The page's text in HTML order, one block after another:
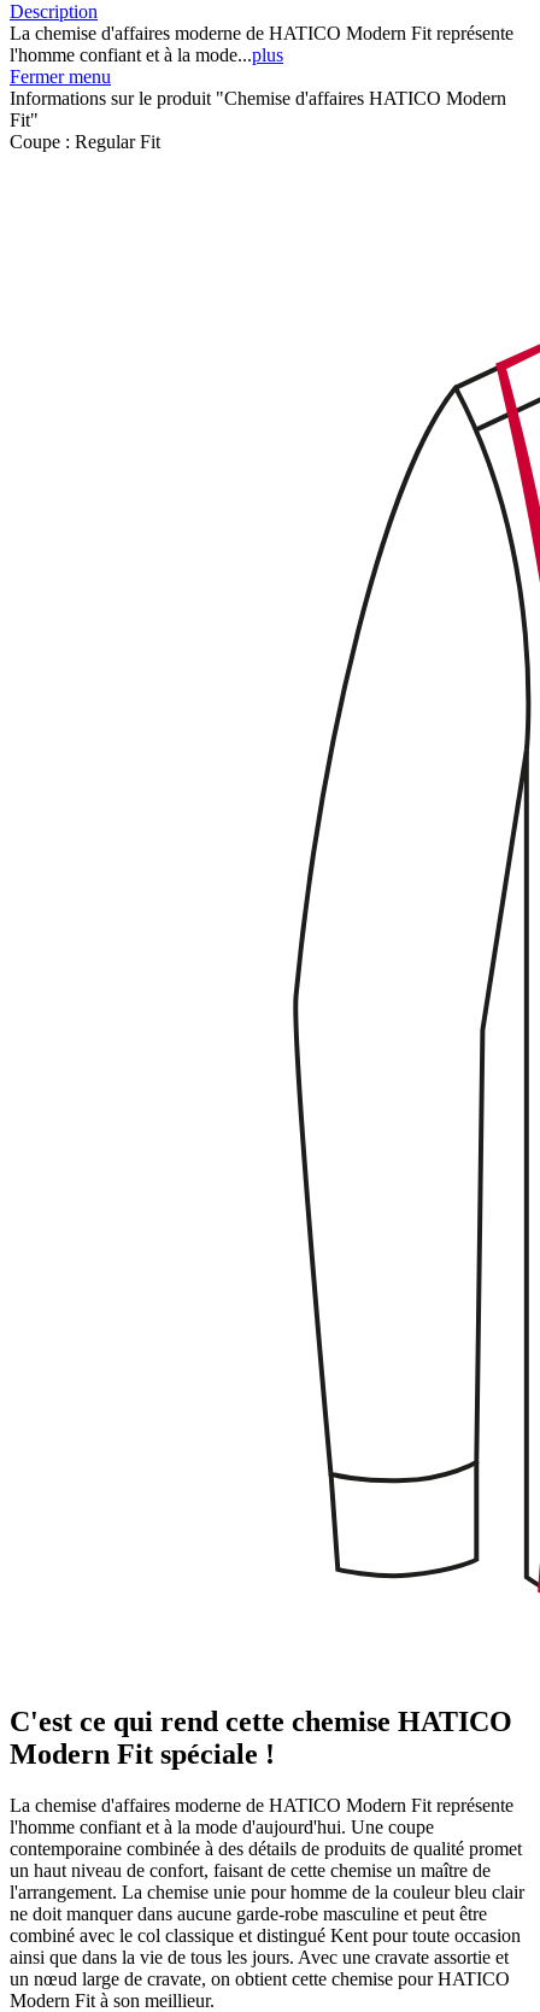
Description
La chemise d'affaires moderne de HATICO Modern Fit représente
l'homme confiant et à la mode...plus
Fermer menu
Informations sur le produit "Chemise d'affaires HATICO Modern
Fit"
Coupe : Regular Fit
C'est ce qui rend cette chemise HATICO
Modern Fit spéciale !
La chemise d'affaires moderne de HATICO Modern Fit représente
l'homme confiant et à la mode d'aujourd'hui. Une coupe
contemporaine combinée à des détails de produits de qualité promet
un haut niveau de confort, faisant de cette chemise un maître de
l'arrangement. La chemise unie pour homme de la couleur bleu clair
ne doit manquer dans aucune garde-robe masculine et peut être
combiné avec le col classique et distingué Kent pour toute occasion
ainsi que dans la vie de tous les jours. Avec une cravate assortie et
un nœud large de cravate, on obtient cette chemise pour HATICO
Modern Fit à son meillieur.